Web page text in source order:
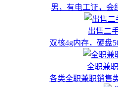
男，有电工证，会
出售二
双核4g内存，硬盘
全职兼
各类全职兼职销售